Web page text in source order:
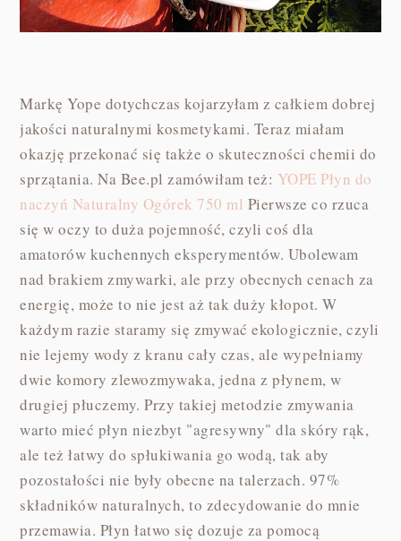
Markę Yope dotychczas kojarzyłam z całkiem dobrej
jakości naturalnymi kosmetykami. Teraz miałam
okazję przekonać się także o skuteczności chemii do
sprzątania. Na Bee.pl zamówiłam też: YOPE Płyn do
naczyń Naturalny Ogórek 750 ml Pierwsze co rzuca
się w oczy to duża pojemność, czyli coś dla
amatorów kuchennych eksperymentów. Ubolewam
nad brakiem zmywarki, ale przy obecnych cenach za
energię, może to nie jest aż tak duży kłopot. W
każdym razie staramy się zmywać ekologicznie, czyli
nie lejemy wody z kranu cały czas, ale wypełniamy
dwie komory zlewozmywaka, jedna z płynem, w
drugiej płuczemy. Przy takiej metodzie zmywania
warto mieć płyn niezbyt "agresywny" dla skóry rąk,
ale też łatwy do spłukiwania go wodą, tak aby
pozostałości nie były obecne na talerzach. 97%
składników naturalnych, to zdecydowanie do mnie
przemawia. Płyn łatwo się dozuje za pomocą